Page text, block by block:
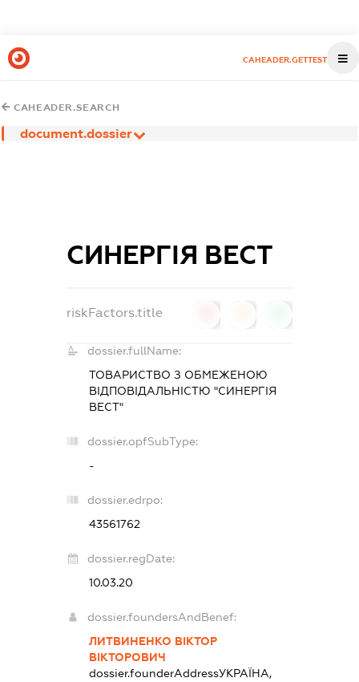
CAHEADER.GETTEST
CAHEADER.SEARCH
document.dossier
СИНЕРГІЯ ВЕСТ
riskFactors.title
dossier.fullName:
ТОВАРИСТВО З ОБМЕЖЕНОЮ
ВІДПОВІДАЛЬНІСТЮ "СИНЕРГІЯ
ВЕСТ"
dossier.opfSubType:
-
dossier.edrpo:
43561762
dossier.regDate:
10.03.20
dossier.foundersAndBenef:
ЛИТВИНЕНКО ВІКТОР
ВІКТОРОВИЧ
dossier.founderAddressУКРАЇНА,